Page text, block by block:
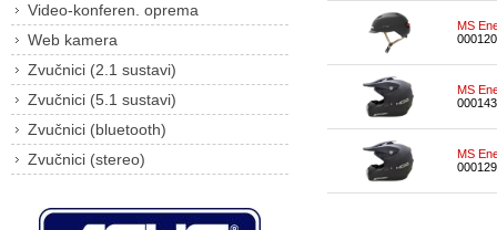
Video-konferen. oprema
Web kamera
Zvučnici (2.1 sustavi)
Zvučnici (5.1 sustavi)
Zvučnici (bluetooth)
Zvučnici (stereo)
MS
MS
MS